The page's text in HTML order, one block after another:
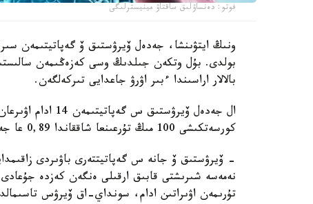
فوتو: دەنساۋلىق ساقتاۋ مينيسترلىگى
بالالار اراسىندا ءبىر اۋرۋ جاعدايى تىركەلگەن.
ال جەدەل
كورسەتكىشى 100 مىڭ تۇرعىنعا شاققاندا 0,89 عا جەتىپ، وتكەن جىلعى دەڭگەيدەن 1,4 ەسە جوعارى بولدى.
- ۆيرۋستىق ۆ جانە س گەپاتيتتەرى باۋىردى
نەمەسە شىرىشتى قابىق ارقىلى ەنگەن كەزدە
تۇرىمەن اۋىراتىن ادام، سونداي-اق ۆيرۋس